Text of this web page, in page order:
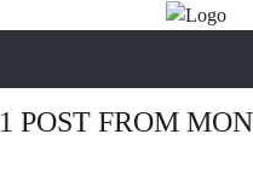
1 POST FROM